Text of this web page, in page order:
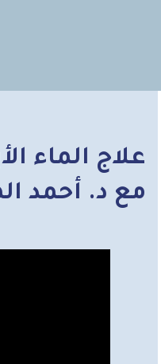
علاج الماء
مع د. أحمد